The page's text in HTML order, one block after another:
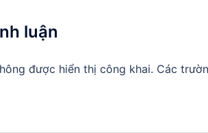
luận
được hiển thị công khai. Các